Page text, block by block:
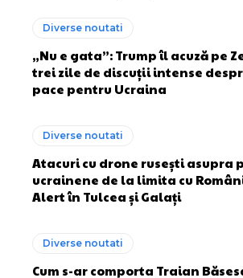
Diverse noutati
„Nu e gata”: Trump îl acuză pe
trei zile de discuții intense
pace pentru Ucraina
Diverse noutati
Atacuri cu drone rusești asupra
ucrainene de la limita cu
Alert în Tulcea și Galați
Diverse noutati
Cum s-ar comporta Traian